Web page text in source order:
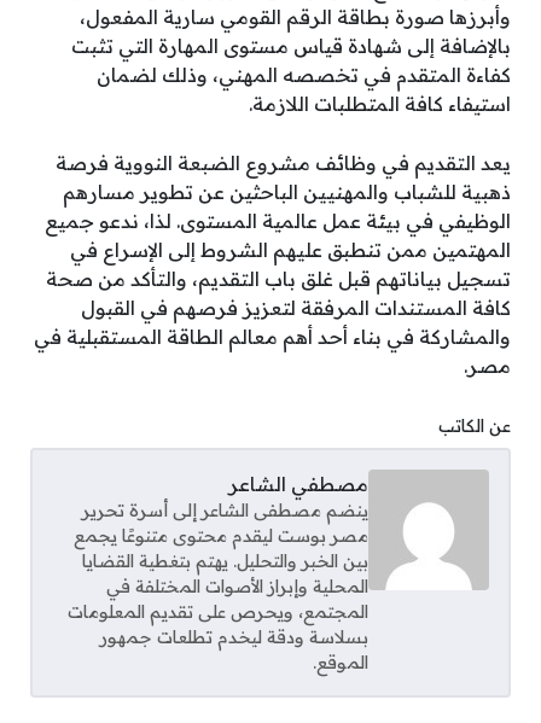
وأبرزها صورة بطاقة الرقم القومي سارية المفعول،
بالإضافة إلى شهادة قياس مستوى المهارة التي تثبت
كفاءة المتقدم في تخصصه المهني، وذلك لضمان
استيفاء كافة المتطلبات اللازمة.
يعد التقديم في وظائف مشروع الضبعة النووية فرصة
ذهبية للشباب والمهنيين الباحثين عن تطوير مسارهم
الوظيفي في بيئة عمل عالمية المستوى. لذا، ندعو جميع
المهتمين ممن تنطبق عليهم الشروط إلى الإسراع في
تسجيل بياناتهم قبل غلق باب التقديم، والتأكد من صحة
كافة المستندات المرفقة لتعزيز فرصهم في القبول
والمشاركة في بناء أحد أهم معالم الطاقة المستقبلية في
مصر.
عن الكاتب
مصطفي الشاعر
ينضم مصطفى الشاعر إلى أسرة تحرير
مصر بوست ليقدم محتوى متنوعًا يجمع
بين الخبر والتحليل. يهتم بتغطية القضايا
المحلية وإبراز الأصوات المختلفة في
المجتمع، ويحرص على تقديم المعلومات
بسلاسة ودقة ليخدم تطلعات جمهور
الموقع.